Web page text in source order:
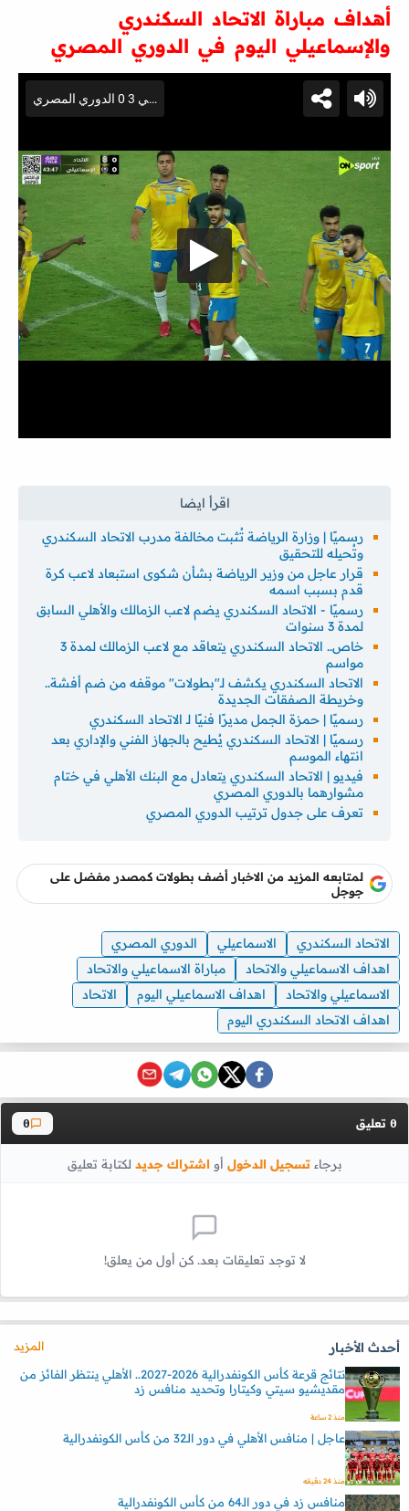
أهداف مباراة الاتحاد السكندري
والإسماعيلي اليوم في الدوري المصري
رسميًا | وزارة الرياضة تُثبت مخالفة مدرب الاتحاد السكندري
وتُحيله للتحقيق
قرار عاجل من وزير الرياضة بشأن شكوى استبعاد لاعب كرة
قدم بسبب اسمه
رسميًا - الاتحاد السكندري يضم لاعب الزمالك والأهلي السابق
لمدة 3 سنوات
خاص.. الاتحاد السكندري يتعاقد مع لاعب الزمالك لمدة 3
مواسم
الاتحاد السكندري يكشف لـ"بطولات" موقفه من ضم أفشة..
وخريطة الصفقات الجديدة
رسميًا | حمزة الجمل مديرًا فنيًا لـ الاتحاد السكندري
رسميًا | الاتحاد السكندري يُطيح بالجهاز الفني والإداري بعد
انتهاء الموسم
فيديو | الاتحاد السكندري يتعادل مع البنك الأهلي في ختام
مشوارهما بالدوري المصري
تعرف على جدول ترتيب الدوري المصري
لمتابعه المزيد من الاخبار أضف بطولات كمصدر مفضل على
جوجل
الاتحاد السكندري الاسماعيلي
الدوري المصري
اهداف الاسماعيلي والاتحاد
مباراة الاسماعيلي والاتحاد
الاسماعيلي والاتحاد
اهداف الاسماعيلي اليوم
الاتحاد
اهداف الاتحاد السكندري اليوم
0 تعليق 0
برجاءتسجيل الدخول أواشتراك جديد لكتابة تعليق
لا توجد تعليقات بعد. كن أول من يعلق!
أحدث الأخبار
المزيد
نتائج قرعة كأس الكونفدرالية 2026-2027.. الأهلي ينتظر الفائز من
مقديشيو سيتي وكيتارا وتحديد منافس زد
منذ 2 ساعة
عاجل | منافس الأهلي في دور الـ32 من كأس الكونفدرالية
منذ 24 دقيقه
منافس زد في دور الـ64 من كأس الكونفدرالية